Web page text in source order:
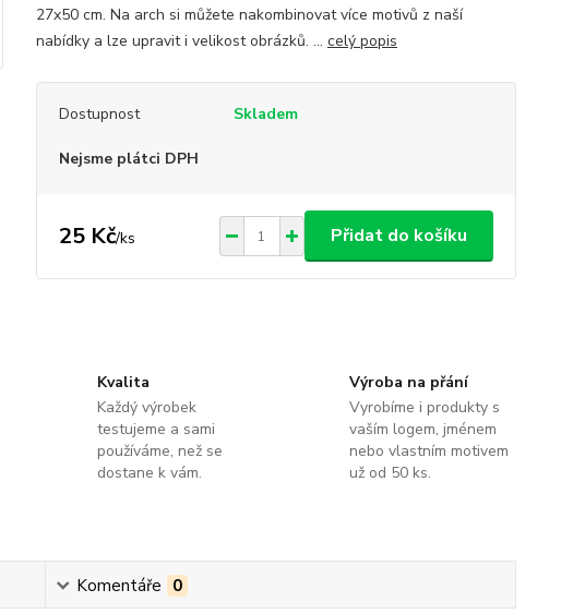
27x50 cm. Na arch si můžete nakombinovat více motivů z naší
nabídky a lze upravit i velikost obrázků. ... celý popis
Dostupnost Skladem
Nejsme plátci DPH
25 Kč/ks Přidat do košíku
Kvalita
Každý výrobek
testujeme a sami
používáme, než se
dostane k vám.
Výroba na přání
Vyrobíme i produkty s
vaším logem, jménem
nebo vlastním motivem
už od 50 ks.
Komentáře 0